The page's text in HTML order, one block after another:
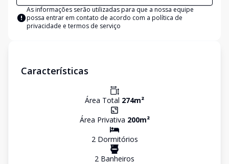
As informações serão utilizadas para que a nossa equipe
possa entrar em contato de acordo com a política de
privacidade e termos de serviço
Características
Área Total 274m²
Área Privativa 200m²
2Dormitórios
2 Banheiros